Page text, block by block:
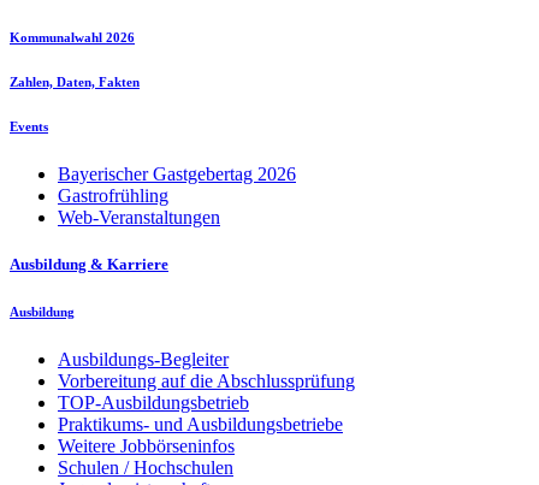
Kommunalwahl 2026
Zahlen, Daten, Fakten
Events
Bayerischer Gastgebertag 2026
Gastrofrühling
Web-Veranstaltungen
Ausbildung & Karriere
Ausbildung
Ausbildungs-Begleiter
Vorbereitung auf die Abschlussprüfung
TOP-Ausbildungsbetrieb
Praktikums- und Ausbildungsbetriebe
Weitere Jobbörseninfos
Schulen / Hochschulen